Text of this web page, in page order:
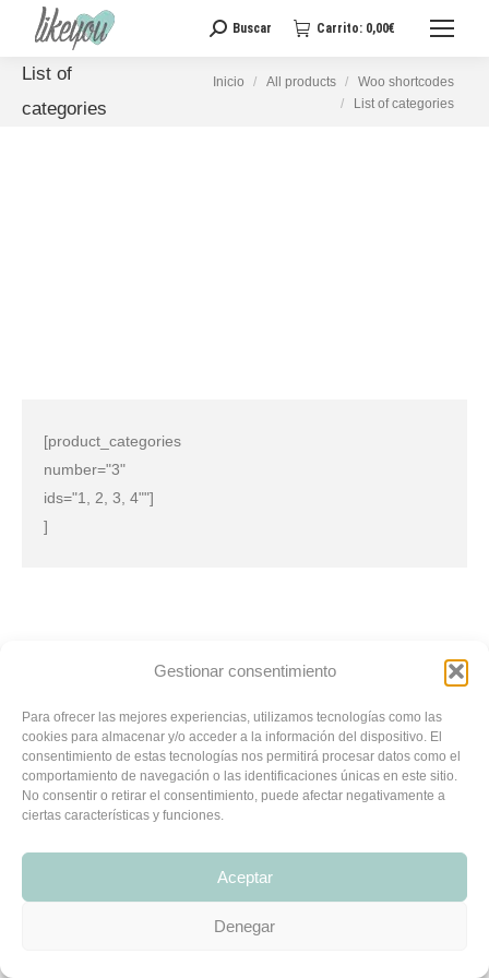
Gestionar consentimiento
Para ofrecer las mejores experiencias, utilizamos tecnologías como las
cookies para almacenar y/o acceder a la información del dispositivo. El
consentimiento de estas tecnologías nos permitirá procesar datos como el
comportamiento de navegación o las identificaciones únicas en este sitio.
No consentir o retirar el consentimiento, puede afectar negativamente a
ciertas características y funciones.
Aceptar
Denegar
Buscar:
Buscar Carrito: 0,00€
List of
categories
Estás aquí:Inicio All products
Woo shortcodes
List of categories
[product_categories
number="3"
ids="1, 2, 3, 4""]
]
MENU LEGAL
Web diseñada por
María Boronat